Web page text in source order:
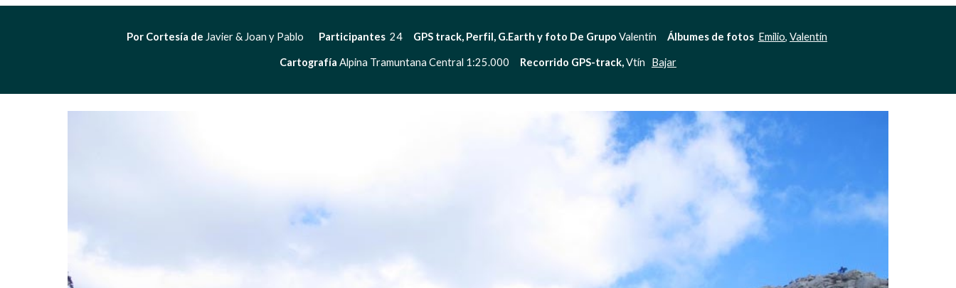
Por Cortesía de Javier & Joan y Pablo Participantes 24 GPS track, Perfil, G.Earth y foto De Grupo Valentín Álbumes de fotos Emilio, Valentín
Cartografía Alpina Tramuntana Central 1:25.000 Recorrido GPS-track, Vtín Bajar